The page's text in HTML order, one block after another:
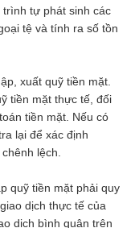
tự phát sinh các
tệ và tính ra số tồn
xuất quỹ tiền mặt.
tiền mặt thực tế, đối
tiền mặt. Nếu có
lại để xác định
lệch.
quỹ tiền mặt phải quy
dịch thực tế của
dịch bình quân trên